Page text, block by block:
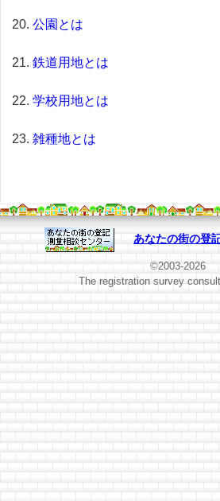
公園とは
鉄道用地とは
学校用地とは
雑種地とは
あなたの街の登
©2003-2026
The registration survey